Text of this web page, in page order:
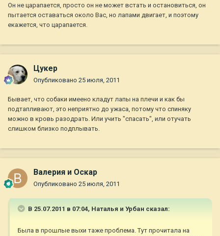
Он не царапается, просто он не может встать и остановиться, он
пытается оставаться около Вас, но лапами двигает, и поэтому
екажется, что царапается.
Цукер
Опубликовано 25 июля, 2011
Бывает, что собаки имеено кладут лапы на плечи и как бы
подтапливают, это неприятно до ужаса, потому что спиняку
можно в кровь разодрать. Или учить "спасать", или отучать
слишком близко подплывать.
Валерия и Оскар
Опубликовано 25 июля, 2011
В 25.07.2011 в 07:04, Наталья и Урбан сказал:
Была в прошлые выхи таже проблема. Тут прочитала на